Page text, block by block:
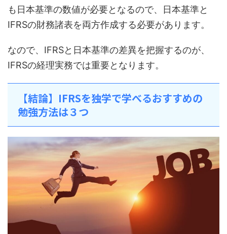
も日本基準の数値が必要となるので、日本基準と
IFRSの財務諸表を両方作成する必要があります。
なので、IFRSと日本基準の差異を把握するのが、
IFRSの経理実務では重要となります。
【結論】IFRSを独学で学べるおすすめの
勉強方法は３つ